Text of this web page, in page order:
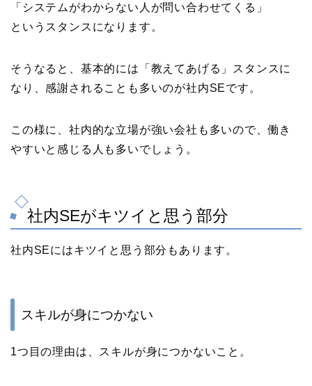
「システムがわからない人が問い合わせてくる」
というスタンスになります。
そうなると、基本的には「教えてあげる」スタンスに
なり、感謝されることも多いのが社内SEです。
この様に、社内的な立場が強い会社も多いので、働き
やすいと感じる人も多いでしょう。
社内SEがキツイと思う部分
社内SEにはキツイと思う部分もあります。
スキルが身につかない
1つ目の理由は、スキルが身につかないこと。